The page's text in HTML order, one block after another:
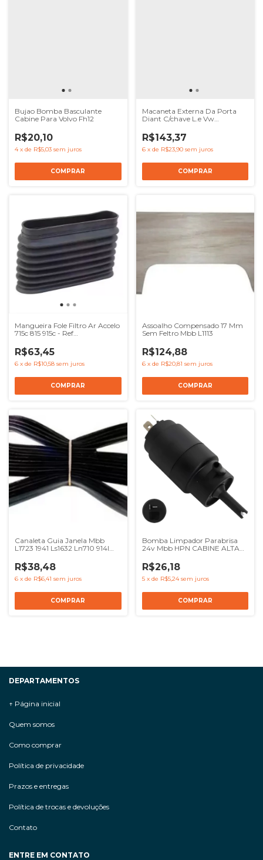
Bujao Bomba Basculante
Cabine Para Volvo Fh12
R$20,10
4 x de R$5,03 sem juros
Macaneta Externa Da Porta
Diant C/chave L.e Vw
R$143,37
6 x de R$23,90 sem juros
Mangueira Fole Filtro Ar Accelo
715c 815 915c - Ref
R$63,45
6 x de R$10,58 sem juros
Assoalho Compensado 17 Mm
Sem Feltro Mbb L1113
R$124,88
6 x de R$20,81 sem juros
Canaleta Guia Janela Mbb
L1723 1941 Ls1632 Ln710 914l
R$38,48
6 x de R$6,41 sem juros
Bomba Limpador Parabrisa
24v Mbb HPN CABINE ALTA
1113 1313 1317 1319
R$26,18
5 x de R$5,24 sem juros
DEPARTAMENTOS
↑ Página inicial
Quem somos
Como comprar
Política de privacidade
Prazos e entregas
Política de trocas e devoluções
Contato
ENTRE EM CONTATO